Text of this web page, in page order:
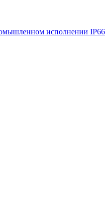
исполнении IP66